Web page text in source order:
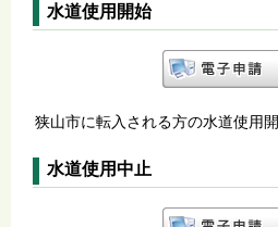
水道使用開始
狭山市に転入される方の水道使用
水道使用中止